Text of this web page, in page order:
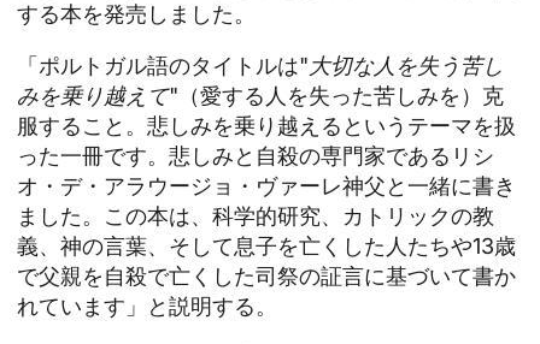
する本を発売しました。
「ポルトガル語のタイトルは"大切な人を失う苦し
みを乗り越えて"（愛する人を失った苦しみを）克
服すること。悲しみを乗り越えるというテーマを扱
った一冊です。悲しみと自殺の専門家であるリシ
オ・デ・アラウージョ・ヴァーレ神父と一緒に書き
ました。この本は、科学的研究、カトリックの教
義、神の言葉、そして息子を亡くした人たちや13歳
で父親を自殺で亡くした司祭の証言に基づいて書か
れています」と説明する。